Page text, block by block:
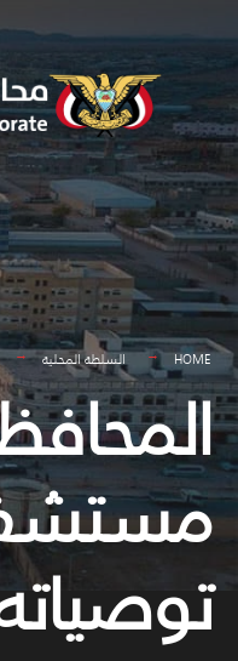
content
HOME السلطة المحلية